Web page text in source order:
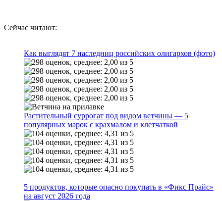
Сейчас читают:
Как выглядят 7 наследниц российских олигархов (фото)
Растительный суррогат под видом ветчины — 5
популярных марок с крахмалом и клетчаткой
5 продуктов, которые опасно покупать в «Фикс Прайс»
на август 2026 года